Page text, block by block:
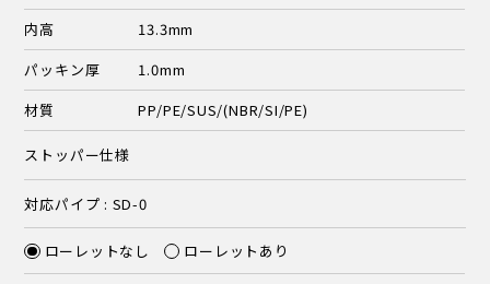
内高
13.3mm
パッキン厚
1.0mm
材質
PP/PE/SUS/(NBR/SI/PE)
ストッパー仕様
対応パイプ : SD-0
ローレットなし ローレットあり